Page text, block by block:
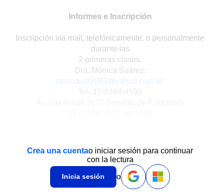
Informes e Inscripción
Inscripción vía mail, telefónicamente, o personalmente
durante las
2 primeras clases.
Dra. Mónica Suárez:
mosuarez2003@yahoo.com.ar
Crea una cuentao iniciar sesión para continuar
con la lectura
Inicia sesión o